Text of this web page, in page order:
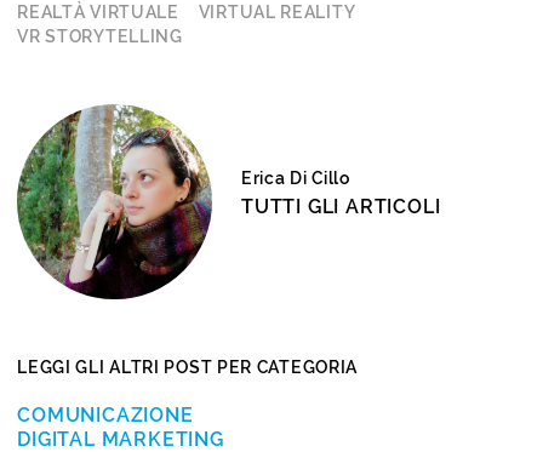
REALTÀ VIRTUALE
VIRTUAL REALITY
VR STORYTELLING
Erica Di Cillo
TUTTI GLI ARTICOLI
LEGGI GLI ALTRI POST PER CATEGORIA
COMUNICAZIONE
DIGITAL MARKETING